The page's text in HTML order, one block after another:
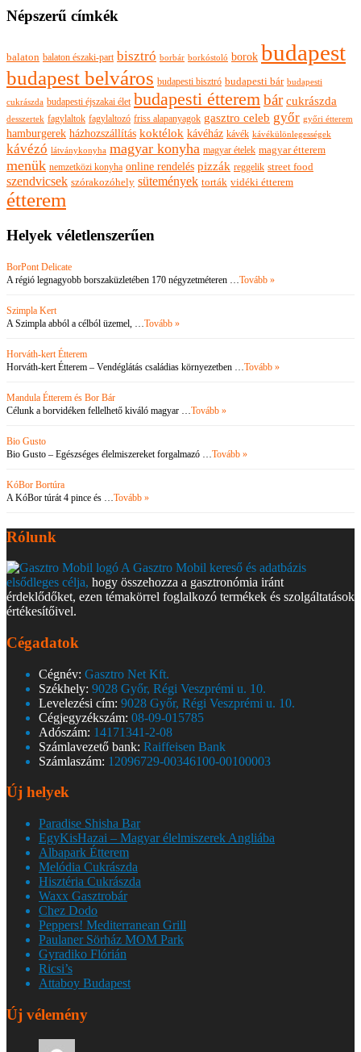
Népszerű címkék
balaton balaton északi-part bisztró borbár borkóstoló borok budapest
budapest belváros budapesti bisztró budapesti bár budapesti
cukrászda budapesti éjszakai élet budapesti étterembár cukrászda
desszertek fagylaltok fagylaltozó friss alapanyagok gasztro celeb győr győri étterem
hamburgerek házhozszállítás koktélok kávéház kávék kávékülönlegességek
kávézó látványkonyha magyar konyha magyar ételek magyar étterem
menük nemzetközi konyha online rendelés pizzák reggelik street food
szendvicsek szórakozóhely sütemények torták vidéki étterem
étterem
Helyek véletlenszerűen
BorPont Delicate
A régió legnagyobb borszaküzletében 170 négyzetméteren …Tovább »
Szimpla Kert
A Szimpla abból a célból üzemel, …Tovább »
Horváth-kert Étterem
Horváth-kert Étterem – Vendéglátás családias környezetben …Tovább »
Mandula Étterem és Bor Bár
Célunk a borvidéken fellelhető kiváló magyar …Tovább »
Bio Gusto
Bio Gusto – Egészséges élelmiszereket forgalmazó …Tovább »
KóBor Bortúra
A KóBor túrát 4 pince és …Tovább »
Rólunk
A Gasztro Mobil kereső és adatbázis
elsődleges célja, hogy összehozza a gasztronómia iránt
érdeklődőket, ezen témakörrel foglalkozó termékek és szolgáltatások
értékesítőivel.
Cégadatok
Cégnév: Gasztro Net Kft.
Székhely: 9028 Győr, Régi Veszprémi u. 10.
Levelezési cím: 9028 Győr, Régi Veszprémi u. 10.
Cégjegyzékszám: 08-09-015785
Adószám: 14171341-2-08
Számlavezető bank: Raiffeisen Bank
Számlaszám: 12096729-00346100-00100003
Új helyek
Paradise Shisha Bar
EgyKisHazai – Magyar élelmiszerek Angliába
Albapark Étterem
Melódia Cukrászda
Hisztéria Cukrászda
Waxx Gasztrobár
Chez Dodo
Peppers! Mediterranean Grill
Paulaner Sörház MOM Park
Gyradiko Flórián
Ricsi’s
Attaboy Budapest
Új vélemény